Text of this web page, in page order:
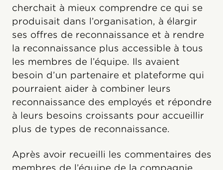
cherchait à mieux comprendre ce qui se
produisait dans l’organisation, à élargir
ses offres de reconnaissance et à rendre
la reconnaissance plus accessible à tous
les membres de l’équipe. Ils avaient
besoin d’un partenaire et plateforme qui
pourraient aider à combiner leurs
reconnaissance des employés et répondre
à leurs besoins croissants pour accueillir
plus de types de reconnaissance.
Après avoir recueilli les commentaires des
membres de l’équipe de la compagnie